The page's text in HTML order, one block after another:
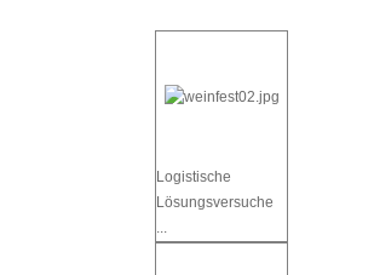
Logistische
Lösungsversuche
...